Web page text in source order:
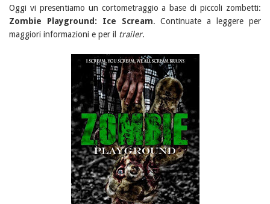
Oggi vi presentiamo un cortometraggio a base di piccoli zombetti:
Zombie Playground: Ice Scream. Continuate a leggere per
maggiori informazioni e per il trailer.